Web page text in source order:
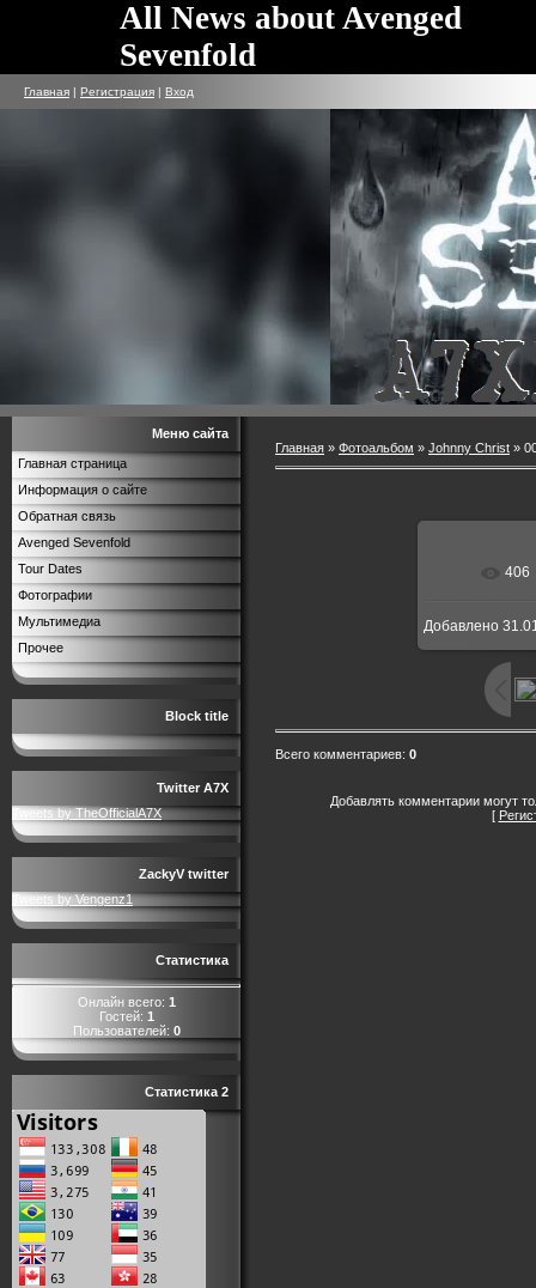
All News about Avenged
Sevenfold
Главная | Регистрация | Вход
Меню сайта
Главная страница
Информация о сайте
Обратная связь
Avenged Sevenfold
Tour Dates
Фотографии
Мультимедиа
Прочее
Block title
Twitter A7X
Tweets by TheOfficialA7X
ZackyV twitter
Tweets by Vengenz1
Статистика
Онлайн всего: 1
Гостей: 1
Пользователей: 0
Статистика 2
Главная » Фотоальбом » Johnny Christ »
В 406
Добавлено
Всего комментариев: 0
Добавлять комментарии могут
[